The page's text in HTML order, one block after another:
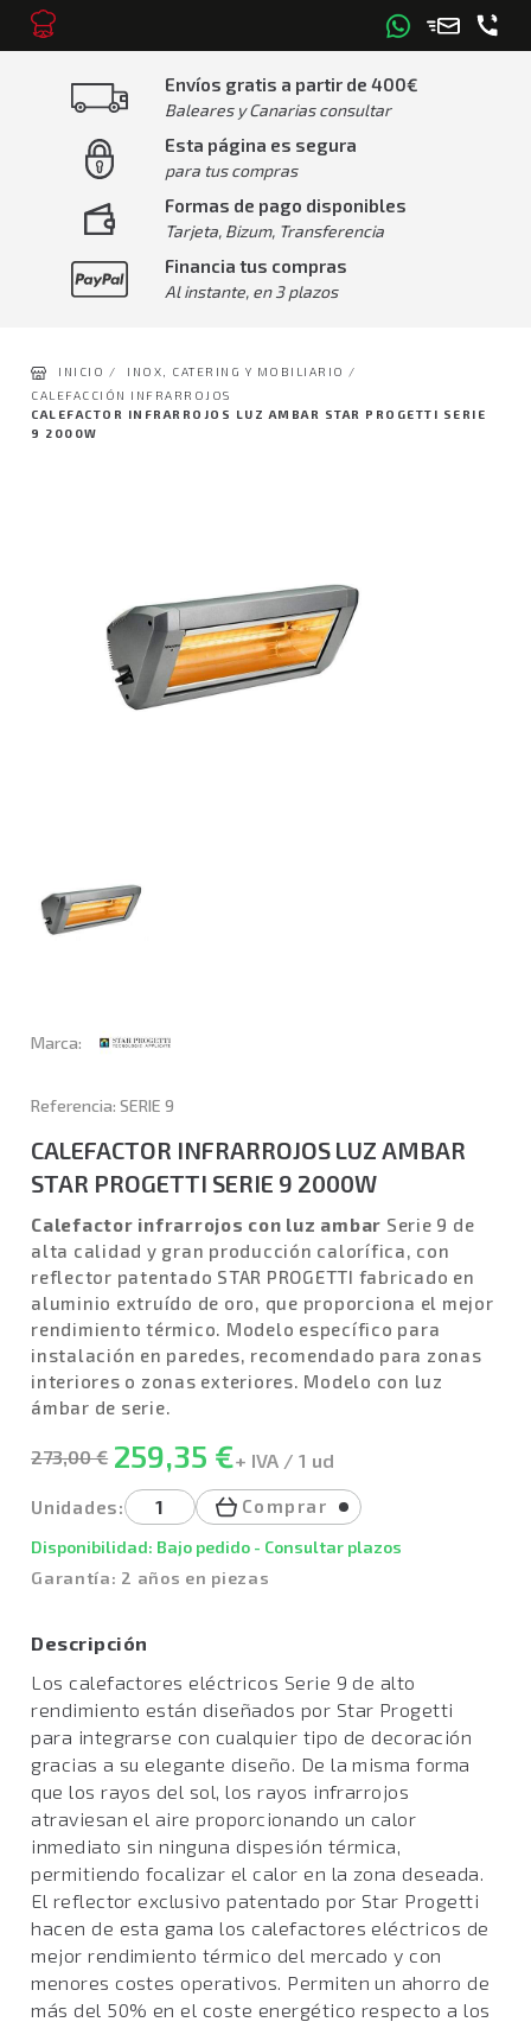
Envíos gratis a partir de 400€
Baleares y Canarias consultar
Esta página es segura
para tus compras
Formas de pago disponibles
Tarjeta, Bizum, Transferencia
Financia tus compras
Al instante, en 3 plazos
INICIO /
INOX, CATERING Y MOBILIARIO /
CALEFACCIÓN INFRARROJOS
CALEFACTOR INFRARROJOS LUZ AMBAR STAR PROGETTI SERIE
9 2000W
Marca:
Referencia: SERIE 9
CALEFACTOR INFRARROJOS LUZ AMBAR
STAR PROGETTI SERIE 9 2000W
Calefactor infrarrojos con luz ambar Serie 9 de
alta calidad y gran producción calorífica, con
reflector patentado STAR PROGETTI fabricado en
aluminio extruído de oro, que proporciona el mejor
rendimiento térmico. Modelo específico para
instalación en paredes, recomendado para zonas
interiores o zonas exteriores. Modelo con luz
ámbar de serie.
273,00 € 259,35 €+ IVA / 1 ud
Unidades: Comprar
Disponibilidad: Bajo pedido - Consultar plazos
Garantía: 2 años en piezas
Descripción
Los calefactores eléctricos Serie 9 de alto
rendimiento están diseñados por Star Progetti
para integrarse con cualquier tipo de decoración
gracias a su elegante diseño. De la misma forma
que los rayos del sol, los rayos infrarrojos
atraviesan el aire proporcionando un calor
inmediato sin ninguna dispesión térmica,
permitiendo focalizar el calor en la zona deseada.
El reflector exclusivo patentado por Star Progetti
hacen de esta gama los calefactores eléctricos de
mejor rendimiento térmico del mercado y con
menores costes operativos. Permiten un ahorro de
más del 50% en el coste energético respecto a los